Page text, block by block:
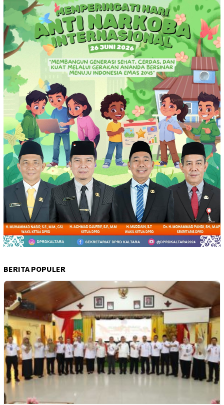
BERITA POPULER